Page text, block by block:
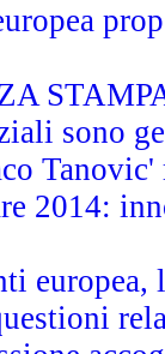
sono
2014: